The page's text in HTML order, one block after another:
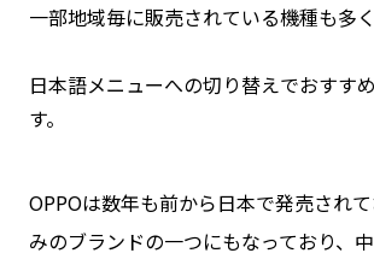
一部地域毎に販売されている機種も多
日本語メニューへの切り替えでおすす
す。
OPPOは数年も前から日本で発売され
みのブランドの一つにもなっており、